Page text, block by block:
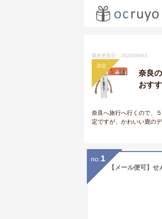
最終更新日：2026/08/03
決定
奈良
おす
奈良へ旅行へ行くので、
定ですが、かわいい鹿の
no. 1